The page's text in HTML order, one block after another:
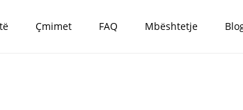
Çmimet FAQ Mbështetje